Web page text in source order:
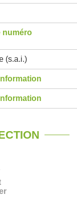
numéro
(s.a.i.)